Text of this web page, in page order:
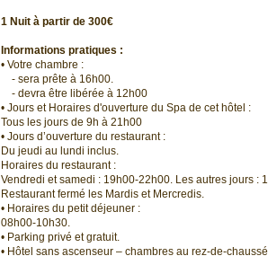
1 Nuit à partir de 300€
Informations pratiques :
• Votre chambre :
- sera prête à 16h00.
- devra être libérée à 12h00
• Jours et Horaires d'ouverture du Spa de cet hôtel :
Tous les jours de 9h à 21h00
• Jours d’ouverture du restaurant :
Du jeudi au lundi inclus.
Horaires du restaurant :
Vendredi et samedi : 19h00-22h00. Les autres jours :
Restaurant fermé les Mardis et Mercredis.
• Horaires du petit déjeuner :
08h00-10h30.
• Parking privé et gratuit.
• Hôtel sans ascenseur – chambres au rez-de-